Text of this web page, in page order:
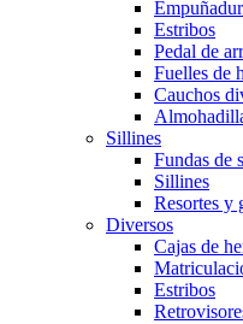
Estribos
Pedal de
Fuelles de
Cauchos
Sillines
Fundas de
Sillines
Resortes y
Diversos
Cajas de
Estribos